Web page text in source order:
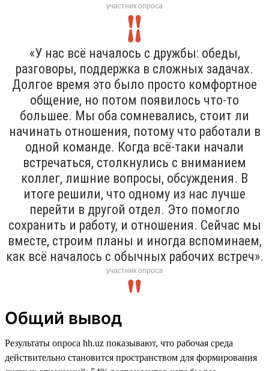
участник опроса
«У нас всё началось с дружбы: обеды,
разговоры, поддержка в сложных задачах.
Долгое время это было просто комфортное
общение, но потом появилось что-то
большее. Мы оба сомневались, стоит ли
начинать отношения, потому что работали в
одной команде. Когда всё-таки начали
встречаться, столкнулись с вниманием
коллег, лишние вопросы, обсуждения. В
итоге решили, что одному из нас лучше
перейти в другой отдел. Это помогло
сохранить и работу, и отношения. Сейчас мы
вместе, строим планы и иногда вспоминаем,
как всё началось с обычных рабочих встреч».
участник опроса
Общий вывод
Результаты опроса hh.uz показывают, что рабочая среда
действительно становится пространством для формирования